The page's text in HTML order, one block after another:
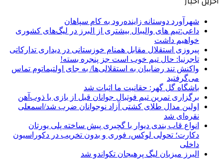
شهرآورد دوستانه زاینده‌رود به کام سپاهان
داعی:تیم های والیبال بیشتری از البرز در لیگ‌های کشوری
خواهیم داشت
پیروزی استقلال مقابل همنام خوزستانی در دیداری تدارکاتی
تاجرنیا: حال تیم خوب است جز پنجره بسته!
واکنش تند رضاییان به استقلالی‌ها/ به جای اولتیماتوم تماس
می‌گرفتید
باشگاه گل گهر: حقانیت ما اثبات شد
برگزاری تمرین تیم فوتبال جوانان قبل از بازی با ذوب‌آهن
اولین مدال طلای کشتی آزاد نوجوانان ضرب شد/اسمعلی
نقره‌ای شد
انواع قاب بندی دیوار با گچبری پیش ساخته پلی یورتان
دکارت؛ تحولی لوکس، فوری و بدون تخریب در دکوراسیون
داخلی
البرز میزبان لیگ پرهیجان تکواندو شد